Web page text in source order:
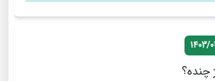
1403/
چنده؟